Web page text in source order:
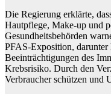
Die Regierung erklärte,
Hautpflege, Make-up und
Gesundheitsbehörden
PFAS-Exposition, darunter
Beeinträchtigungen des
Krebsrisiko. Durch den
Verbraucher schützen und